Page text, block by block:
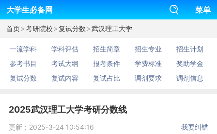
大学生必备网 菜单
首页>考研院校>复试分数>武汉理工大学
一流学科 学科评估 招生简章 招生专业
招生计划
参考书目
考试大纲 报考条件 学费标准
奖助学金
复试分数
复试内容 复试占比 调剂要求 调剂信息
2025武汉理工大学考研分数线
更新：2025-3-24 10:54:16 我要纠错